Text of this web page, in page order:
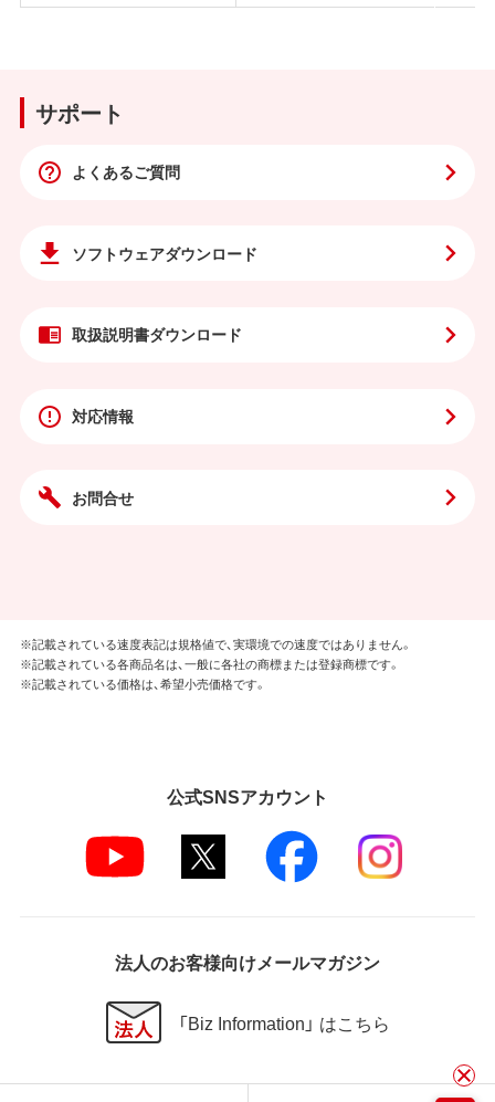
サポート
よくあるご質問
ソフトウェアダウンロード
取扱説明書ダウンロード
対応情報
お問合せ
※記載されている速度表記は規格値で、実環境での速度ではありません。
※記載されている各商品名は、一般に各社の商標または登録商標です。
※記載されている価格は、希望小売価格です。
公式SNSアカウント
法人のお客様向けメールマガジン
「Biz Information」 はこちら